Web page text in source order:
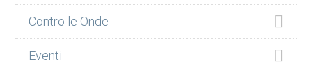
Contro le Onde
Eventi